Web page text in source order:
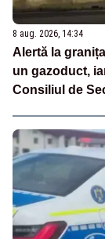
8 aug. 2026, 14:34
Alertă la
un gazoduct,
Consiliul de